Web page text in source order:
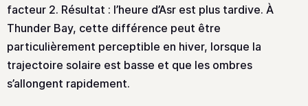
facteur 2. Résultat : l’heure d’Asr est plus tardive. À
Thunder Bay, cette différence peut être
particulièrement perceptible en hiver, lorsque la
trajectoire solaire est basse et que les ombres
s’allongent rapidement.